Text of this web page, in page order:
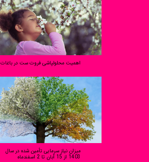
اهمیت محلولپاشی فروت ست در باغات
میزان نیاز سرمایی تأمین شده در سال
1403 از 15 آبان تا 2 اسفندماه